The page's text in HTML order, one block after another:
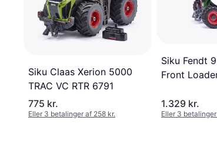
Siku Claas Xerion 5000
TRAC VC RTR 6791
775 kr.
Eller 3 betalinger af 258 kr.
Siku Fendt
Front
1.329 kr.
Eller 3